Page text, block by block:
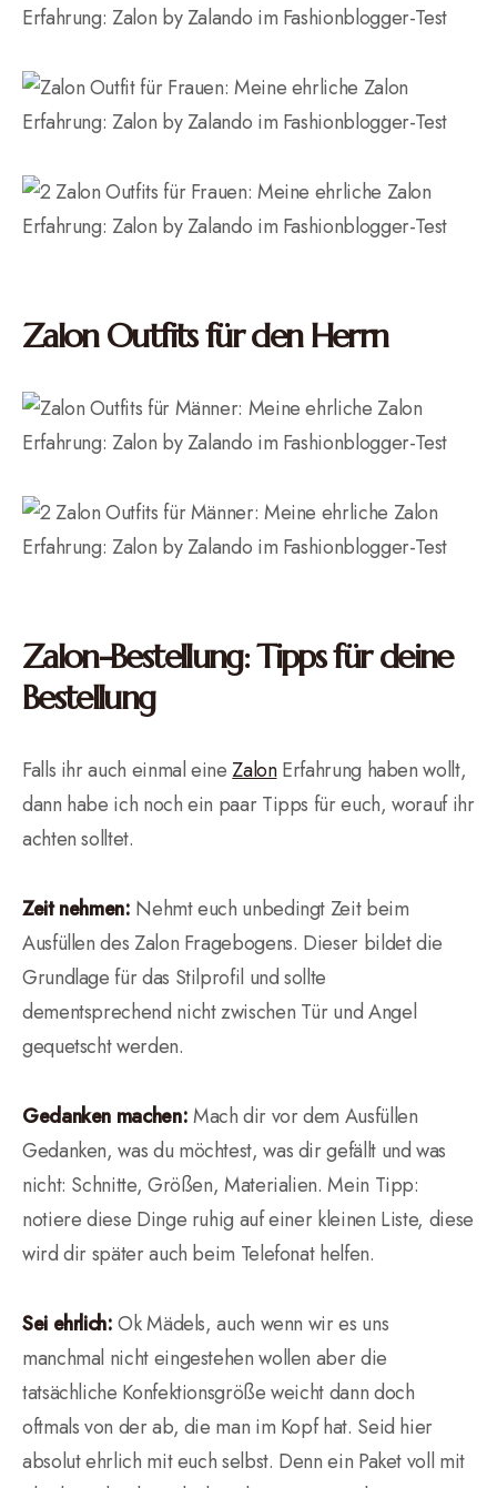
Zalon Outfits für den Herrn
Zalon-Bestellung: Tipps für deine
Bestellung
Falls ihr auch einmal eineZalonErfahrung haben wollt,
dann habe ich noch ein paar Tipps für euch, worauf ihr
achten solltet.
Zeit nehmen: Nehmt euch unbedingt Zeit beim
Ausfüllen des Zalon Fragebogens. Dieser bildet die
Grundlage für das Stilprofil und sollte
dementsprechend nicht zwischen Tür und Angel
gequetscht werden.
Gedanken machen:Mach dir vor dem Ausfüllen
Gedanken, was du möchtest, was dir gefällt und was
nicht: Schnitte, Größen, Materialien. Mein Tipp:
notiere diese Dinge ruhig auf einer kleinen Liste, diese
wird dir später auch beim Telefonat helfen.
Sei ehrlich:Ok Mädels, auch wenn wir es uns
manchmal nicht eingestehen wollen aber die
tatsächliche Konfektionsgröße weicht dann doch
oftmals von der ab, die man im Kopf hat. Seid hier
absolut ehrlich mit euch selbst. Denn ein Paket voll mit